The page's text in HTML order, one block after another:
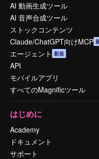
AI 動画生成ツール
AI 音声合成ツール
ストックコンテンツ
Claude/ChatGPT向けMCP
エージェント 新規
API
モバイルアプリ
すべてのMagnificツール
はじめに
Academy
ドキュメント
サポート